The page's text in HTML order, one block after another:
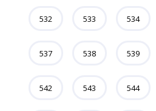
532 533 534
537 538 539
542 543 544